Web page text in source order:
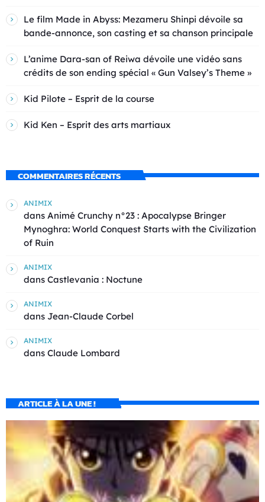
Le film Made in Abyss: Mezameru Shinpi dévoile sa
bande-annonce, son casting et sa chanson principale
L’anime Dara-san of Reiwa dévoile une vidéo sans
crédits de son ending spécial « Gun Valsey’s Theme »
Kid Pilote – Esprit de la course
Kid Ken – Esprit des arts martiaux
COMMENTAIRES RÉCENTS
ANIMIX
dans Animé Crunchy n°23 : Apocalypse Bringer
Mynoghra: World Conquest Starts with the Civilization
of Ruin
ANIMIX
dans Castlevania : Noctune
ANIMIX
dans Jean-Claude Corbel
ANIMIX
dans Claude Lombard
ARTICLE À LA UNE !